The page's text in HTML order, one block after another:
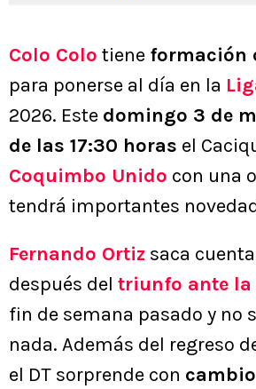
Colo Colo tiene formación
para ponerse al día en la
2026. Este domingo 3 de
de las 17:30 horas el
Coquimbo Unido con una
tendrá importantes
Fernando Ortiz saca
después del triunfo ante la
fin de semana pasado y no
nada. Además del regreso
el DT sorprende con